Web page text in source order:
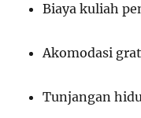
Biaya kuliah
Akomodasi
Tunjangan